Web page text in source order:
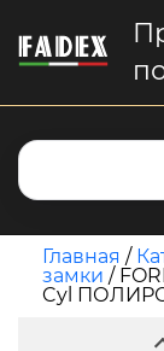
Главная /
замки /
Cyl